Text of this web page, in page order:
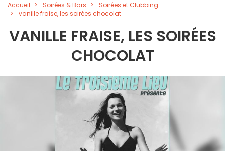
Accueil Soirées & Bars
Soirées et Clubbing
vanille fraise, les soirées chocolat
VANILLE FRAISE, LES SOIRÉES
CHOCOLAT